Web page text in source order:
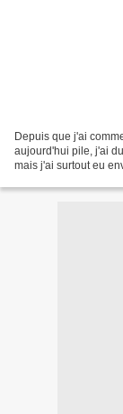
Depuis que j'ai
aujourd'hui pile, j'ai
mais j'ai surtout eu